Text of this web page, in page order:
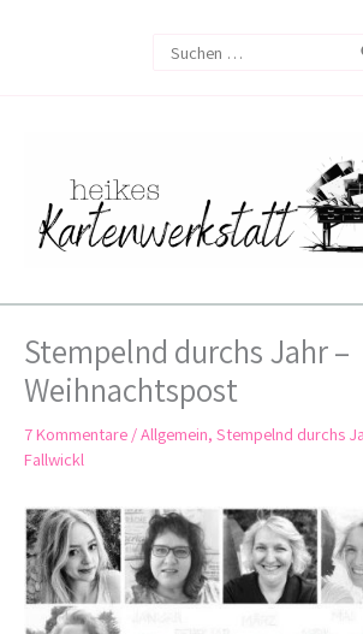
Search
Stempelnd durchs Jahr –
Weihnachtspost
7 Kommentare /Allgemein, Stempelnd durchs
Fallwickl